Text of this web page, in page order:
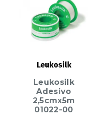
Leukosilk
Leukosilk
Adesivo
2,5cmx5m
01022-00